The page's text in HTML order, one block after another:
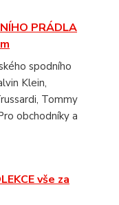
PRÁDLA
spodního
Klein,
Tommy
obchodníky a
vše za